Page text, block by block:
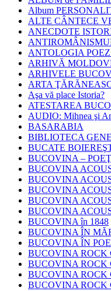
Album
ALTE CÂNTECE
ANECDOTE
ANTOLOGIA
ARHIVĂ
ARHIVELE
ARTA
Aşa vă place Istoria?
ATESTAREA
AUDIO: Mihnea şi
BASARABIA
BIBLIOTECA
BUCATE
BUCOVINA –
BUCOVINA
BUCOVINA
BUCOVINA
BUCOVINA
BUCOVINA
BUCOVINA în 1848
BUCOVINA ÎN
BUCOVINA ÎN
BUCOVINA ROCK
BUCOVINA ROCK
BUCOVINA ROCK
BUCOVINA ROCK